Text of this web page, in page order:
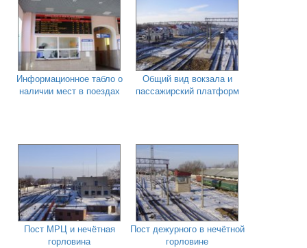
Информационное табло о
наличии мест в поездах
Общий вид вокзала и
пассажирский платформ
Пост МРЦ и нечётная
горловина
Пост дежурного в нечётной
горловине